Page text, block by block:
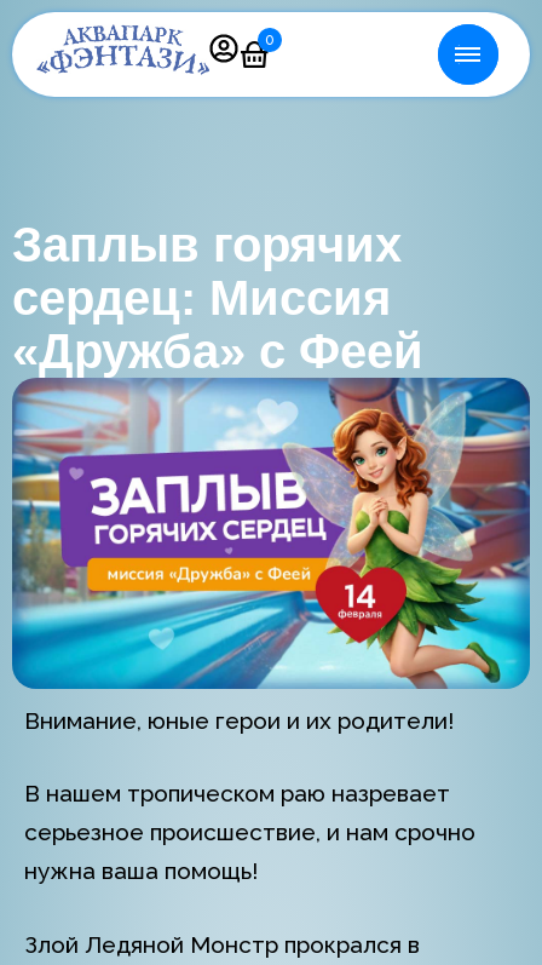
0
Заплыв горячих
сердец: Миссия
«Дружба» с Феей
Внимание, юные герои и их родители!
В нашем тропическом раю назревает
серьезное происшествие, и нам срочно
нужна ваша помощь!
Злой Ледяной Монстр прокрался в